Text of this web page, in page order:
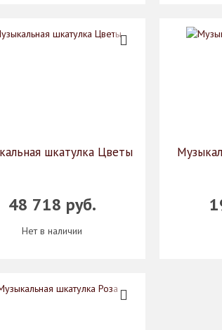
шкатулка Цветы
48 718 руб.
Нет в наличии